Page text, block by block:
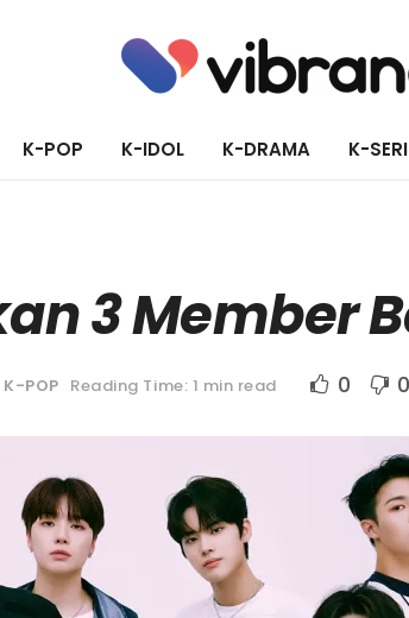
K-POP K-IDOL K-DRAMA K-
3 Member
K-POP Reading Time: 1 min read 0 0